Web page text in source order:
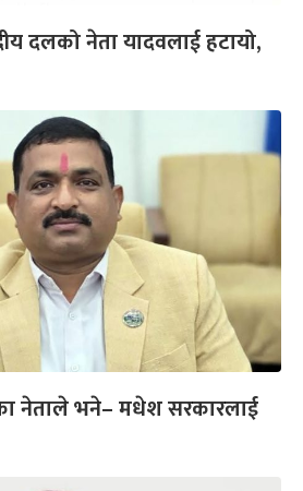
नेता यादवलाई हटायो,
नेताले भने– मधेश सरकारलाई